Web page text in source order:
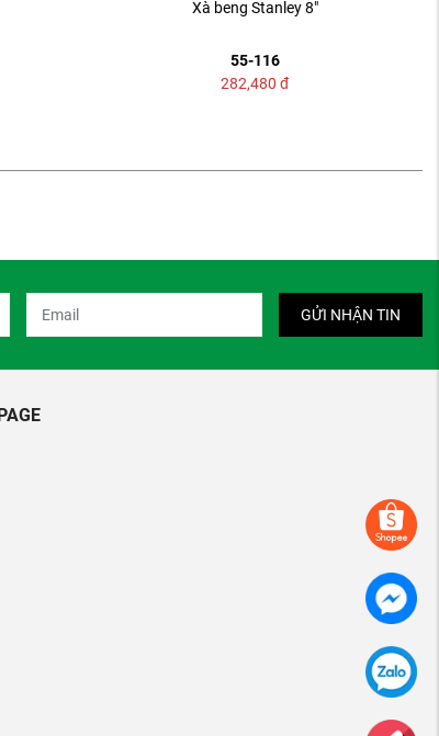
Xà beng Stanley 8"
55-116
282,480 đ
GỬI NHẬN TIN